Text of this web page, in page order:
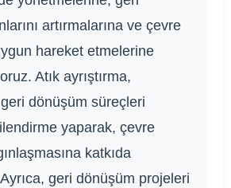
artırmalarına ve çevre
hareket etmelerine
Atık ayrıştırma,
dönüşüm süreçleri
yaparak, çevre
katkıda
geri dönüşüm projeleri